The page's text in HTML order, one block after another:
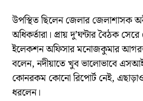
উপস্থিত ছিলেন জেলার জেলাশাসক
অধিকর্তারা। প্রায় দু’ঘন্টার বৈঠক
ইলেকশন অফিসার মনোজকুমার
বলেন, নদীয়াতে খুব ভালোভাবে
কোনরকম কোনো রিপোর্ট নেই,
ধরলেন।